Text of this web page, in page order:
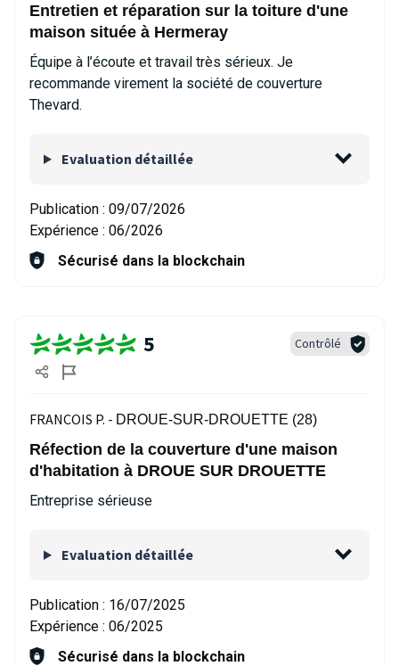
Entretien et réparation sur la toiture d'une
maison située à Hermeray
Équipe à l’écoute et travail très sérieux. Je
recommande virement la société de couverture
Thevard.
Evaluation détaillée
Publication : 09/07/2026
Expérience : 06/2026
Sécurisé dans la blockchain
5 Contrôlé
FRANCOIS P. - DROUE-SUR-DROUETTE (28)
Réfection de la couverture d'une maison
d'habitation à DROUE SUR DROUETTE
Entreprise sérieuse
Evaluation détaillée
Publication : 16/07/2025
Expérience : 06/2025
Sécurisé dans la blockchain